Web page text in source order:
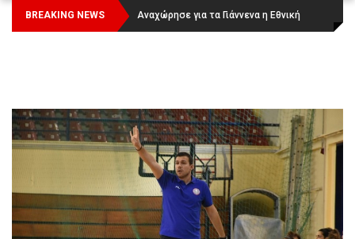
BREAKING NEWS
Οι Πάνθηρες Καβάλας στην Women
Basketball League 1
Αναχώρησε για τα Γιάννενα η Εθνική
Γυναικών: